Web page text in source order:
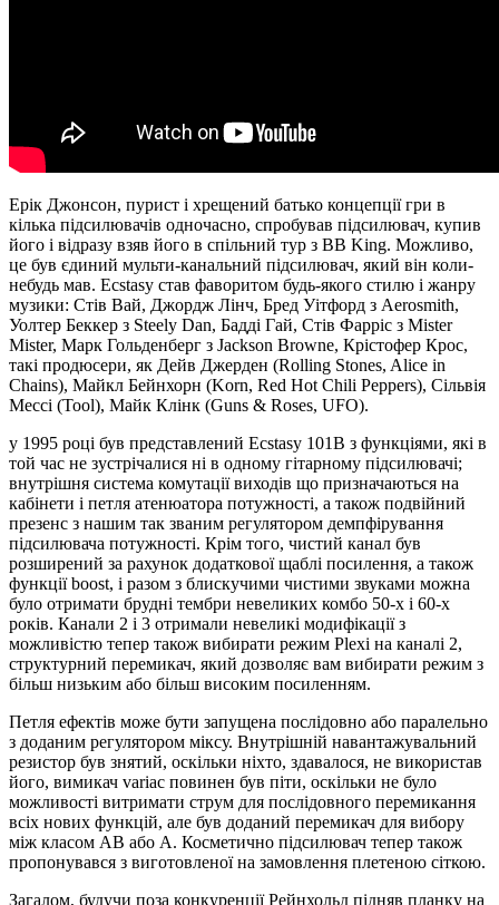
Ерік Джонсон, пурист і хрещений батько концепції гри в
кілька підсилювачів одночасно, спробував підсилювач, купив
його і відразу взяв його в спільний тур з BB King. Можливо,
це був єдиний мульти-канальний підсилювач, який він коли-
небудь мав. Ecstasy став фаворитом будь-якого стилю і жанру
музики: Стів Вай, Джордж Лінч, Бред Уітфорд з Aerosmith,
Уолтер Беккер з Steely Dan, Бадді Гай, Стів Фарріс з Mister
Mister, Марк Гольденберг з Jackson Browne, Крістофер Крос,
такі продюсери, як Дейв Джерден (Rolling Stones, Alice in
Chains), Майкл Бейнхорн (Korn, Red Hot Chili Peppers), Сільвія
Мессі (Tool), Майк Клінк (Guns & Roses, UFO).
у 1995 році був представлений Ecstasy 101B з функціями, які в
той час не зустрічалися ні в одному гітарному підсилювачі;
внутрішня система комутації виходів що призначаються на
кабінети і петля атенюатора потужності, а також подвійний
презенс з нашим так званим регулятором демпфірування
підсилювача потужності. Крім того, чистий канал був
розширений за рахунок додаткової щаблі посилення, а також
функції boost, і разом з блискучими чистими звуками можна
було отримати брудні тембри невеликих комбо 50-х і 60-х
років. Канали 2 і 3 отримали невеликі модифікації з
можливістю тепер також вибирати режим Plexi на каналі 2,
структурний перемикач, який дозволяє вам вибирати режим з
більш низьким або більш високим посиленням.
Петля ефектів може бути запущена послідовно або паралельно
з доданим регулятором міксу. Внутрішній навантажувальний
резистор був знятий, оскільки ніхто, здавалося, не використав
його, вимикач variac повинен був піти, оскільки не було
можливості витримати струм для послідовного перемикання
всіх нових функцій, але був доданий перемикач для вибору
між класом AB або A. Косметично підсилювач тепер також
пропонувався з виготовленої на замовлення плетеною сіткою.
Загалом, будучи поза конкуренції Рейнхольд підняв планку на